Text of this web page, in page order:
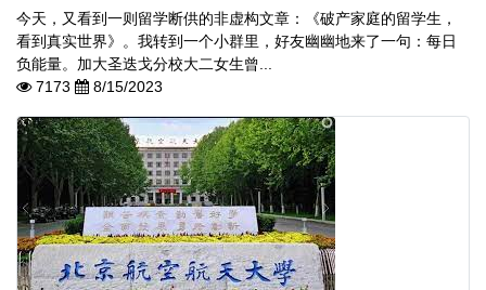
今天，又看到一则留学断供的非虚构文章：《破产家庭的留学生，
看到真实世界》。我转到一个小群里，好友幽幽地来了一句：每日
负能量。加大圣迭戈分校大二女生曾...
7173
8/15/2023